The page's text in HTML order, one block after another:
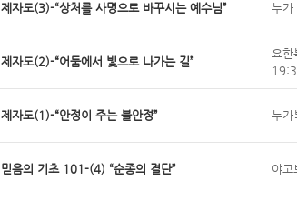
제자도(3)-“상처를 사명으로 바꾸시는 예수님” 누
제자도(2)-“어둠에서 빛으로 나가는 길”
요
제자도(1)-“안정이 주는 불안정” 누
믿음의 기초 101-(4) “순종의 결단” 야